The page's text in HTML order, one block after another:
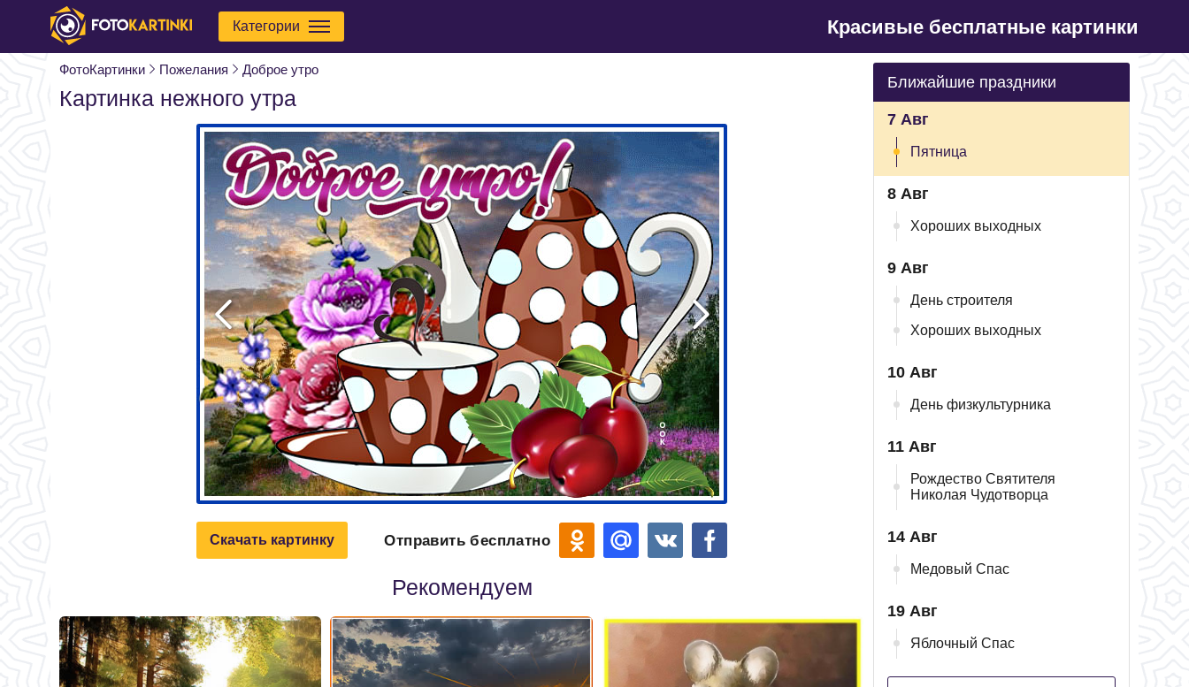
Категории Красивые бесплатные картинки
ФотоКартинки Пожелания Доброе утро
Картинка нежного утра
Скачать картинку Отправить бесплатно
Рекомендуем
Ближайшие праздники
7 Авг
Пятница
8 Авг
Хороших выходных
9 Авг
День строителя
Хороших выходных
10 Авг
День физкультурника
11 Авг
Рождество Святителя
Николая Чудотворца
14 Авг
Медовый Спас
19 Авг
Яблочный Спас